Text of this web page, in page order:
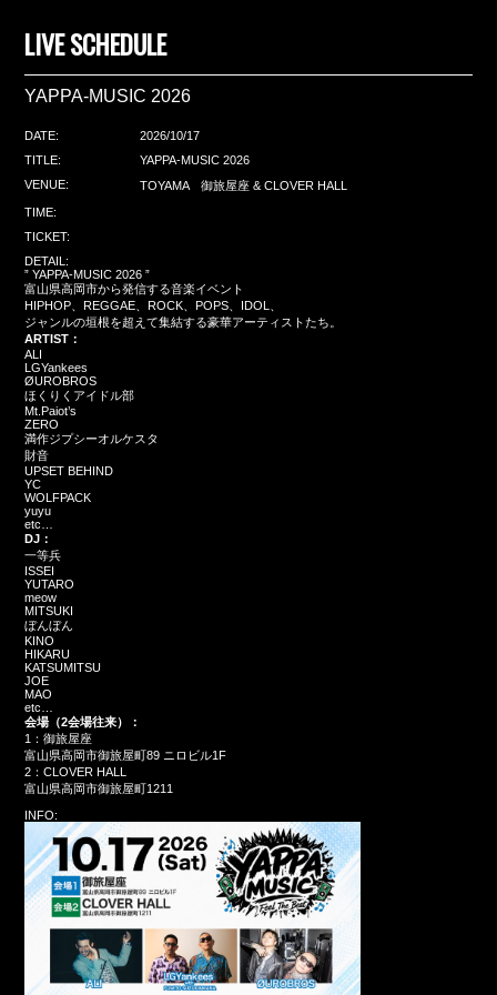
LIVE SCHEDULE
YAPPA-MUSIC 2026
DATE:
2026/10/17
TITLE:
YAPPA-MUSIC 2026
VENUE:
TOYAMA 御旅屋座 & CLOVER HALL
TIME:
TICKET:
DETAIL:
” YAPPA-MUSIC 2026 ”
富山県高岡市から発信する音楽イベント
HIPHOP、REGGAE、ROCK、POPS、IDOL、
ジャンルの垣根を超えて集結する豪華アーティストたち。
ARTIST：
ALI
LGYankees
ØUROBROS
ほくりくアイドル部
Mt.Paiot’s
ZERO
満作ジプシーオルケスタ
財音
UPSET BEHIND
YC
WOLFPACK
yuyu
etc…
DJ：
一等兵
ISSEI
YUTARO
meow
MITSUKI
ぼんぼん
KINO
HIKARU
KATSUMITSU
JOE
MAO
etc…
会場（2会場往来）：
1：御旅屋座
富山県高岡市御旅屋町89 ニロビル1F
2：CLOVER HALL
富山県高岡市御旅屋町1211
INFO: